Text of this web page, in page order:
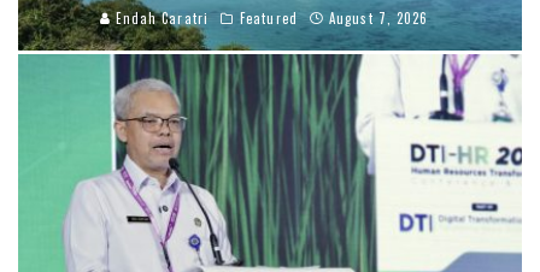
Endah Caratri Featured August 7, 2026